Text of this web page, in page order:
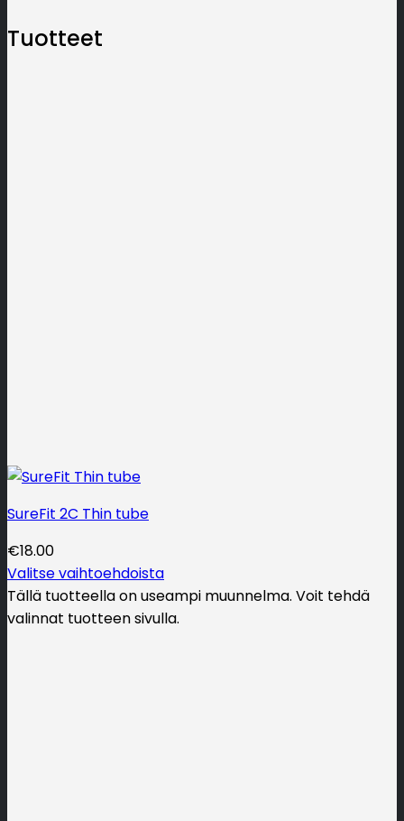
Tuotteet
SureFit 2C Thin tube
€18.00
Valitse vaihtoehdoista
Tällä tuotteella on useampi muunnelma. Voit tehdä
valinnat tuotteen sivulla.